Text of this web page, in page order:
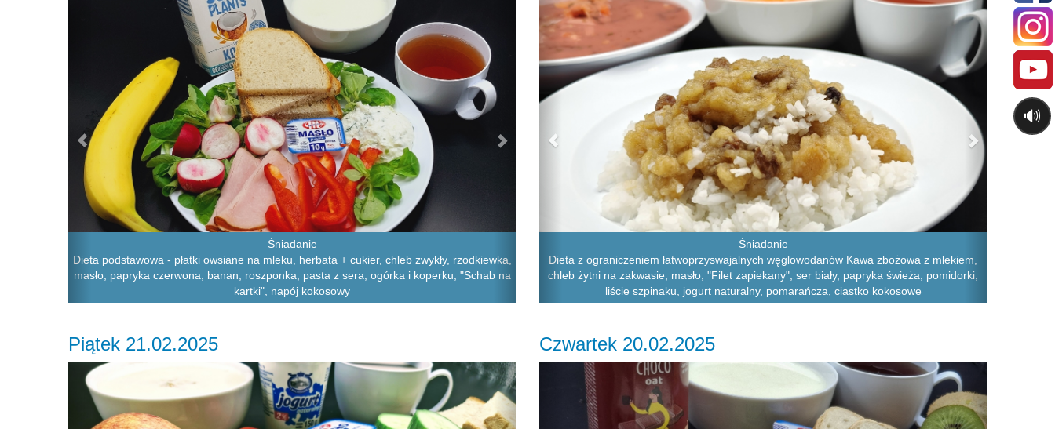
Śniadanie
Dieta podstawowa - płatki owsiane na mleku, herbata + cukier, chleb zwykły, rzodkiewka,
masło, papryka czerwona, banan, roszponka, pasta z sera, ogórka i koperku, "Schab na
kartki", napój kokosowy
Śniadanie
Dieta z ograniczeniem łatwoprzyswajalnych węglowodanów Kawa zbożowa z mlekiem,
chleb żytni na zakwasie, masło, "Filet zapiekany", ser biały, papryka świeża, pomidorki,
liście szpinaku, jogurt naturalny, pomarańcza, ciastko kokosowe
Piątek 21.02.2025
Previous Next
Czwartek 20.02.2025
Previous
🔊